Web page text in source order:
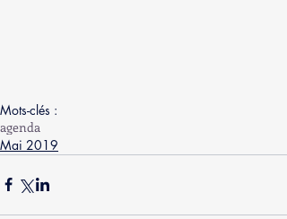
Mots-clés :
agenda
Mai 2019